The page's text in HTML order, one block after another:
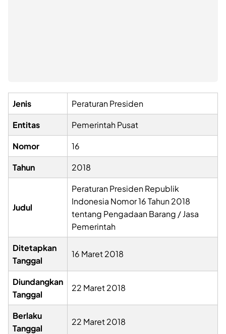
Jenis
Peraturan Presiden
Entitas
Pemerintah Pusat
Nomor
16
Tahun
2018
Judul
Peraturan Presiden Republik
Indonesia Nomor 16 Tahun 2018
tentang Pengadaan Barang / Jasa
Pemerintah
Ditetapkan
Tanggal
16 Maret 2018
Diundangkan
Tanggal
22 Maret 2018
Berlaku
Tanggal
22 Maret 2018